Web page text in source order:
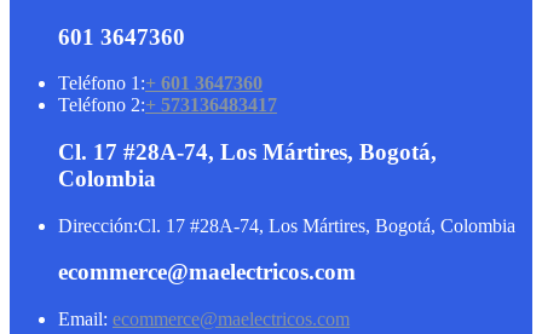
601 3647360
Teléfono 1:+ 601 3647360
Teléfono 2:+ 573136483417
Cl. 17 #28A-74, Los Mártires, Bogotá,
Colombia
Dirección:Cl. 17 #28A-74, Los Mártires, Bogotá, Colombia
ecommerce@maelectricos.com
Email: ecommerce@maelectricos.com